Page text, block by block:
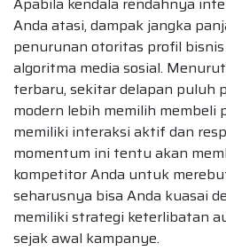
Anda atasi, dampak jangka
penurunan otoritas profil
algoritma media sosial.
terbaru, sekitar delapan puluh
modern lebih memilih membeli
memiliki interaksi aktif dan
momentum ini tentu akan
kompetitor Anda untuk
seharusnya bisa Anda kuasai
memiliki strategi keterlibatan
sejak awal kampanye.